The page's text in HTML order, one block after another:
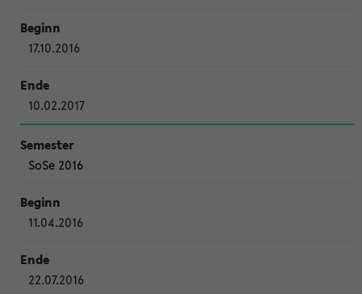
17.10.2016
10.02.2017
SoSe 2016
11.04.2016
22.07.2016